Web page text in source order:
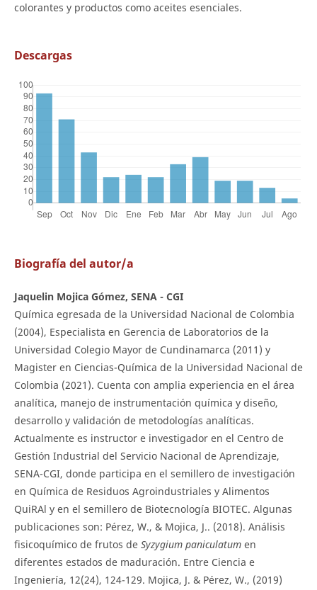
colorantes y productos como aceites esenciales.
Descargas
Biografía del autor/a
Jaquelin Mojica Gómez, SENA - CGI
Química egresada de la Universidad Nacional de Colombia
(2004), Especialista en Gerencia de Laboratorios de la
Universidad Colegio Mayor de Cundinamarca (2011) y
Magister en Ciencias-Química de la Universidad Nacional de
Colombia (2021). Cuenta con amplia experiencia en el área
analítica, manejo de instrumentación química y diseño,
desarrollo y validación de metodologías analíticas.
Actualmente es instructor e investigador en el Centro de
Gestión Industrial del Servicio Nacional de Aprendizaje,
SENA-CGI, donde participa en el semillero de investigación
en Química de Residuos Agroindustriales y Alimentos
QuiRAl y en el semillero de Biotecnología BIOTEC. Algunas
publicaciones son: Pérez, W., & Mojica, J.. (2018). Análisis
fisicoquímico de frutos de Syzygium paniculatum en
diferentes estados de maduración. Entre Ciencia e
Ingeniería, 12(24), 124-129. Mojica, J. & Pérez, W., (2019)